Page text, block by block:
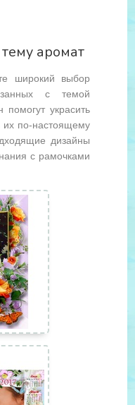
аромат
широкий выбор
с темой
украсить
по-настоящему
дизайны
с рамочками